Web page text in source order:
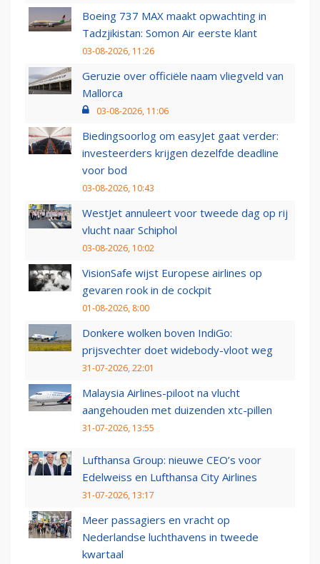
Boeing 737 MAX maakt opwachting in
Tadzjikistan: Somon Air eerste klant
03-08-2026, 11:26
Geruzie over officiële naam vliegveld van
Mallorca
03-08-2026, 11:06
Biedingsoorlog om easyJet gaat verder:
investeerders krijgen dezelfde deadline
voor bod
03-08-2026, 10:43
WestJet annuleert voor tweede dag op rij
vlucht naar Schiphol
03-08-2026, 10:02
VisionSafe wijst Europese airlines op
gevaren rook in de cockpit
01-08-2026, 8:00
Donkere wolken boven IndiGo:
prijsvechter doet widebody-vloot weg
31-07-2026, 22:01
Malaysia Airlines-piloot na vlucht
aangehouden met duizenden xtc-pillen
31-07-2026, 13:55
Lufthansa Group: nieuwe CEO’s voor
Edelweiss en Lufthansa City Airlines
31-07-2026, 13:17
Meer passagiers en vracht op
Nederlandse luchthavens in tweede
kwartaal